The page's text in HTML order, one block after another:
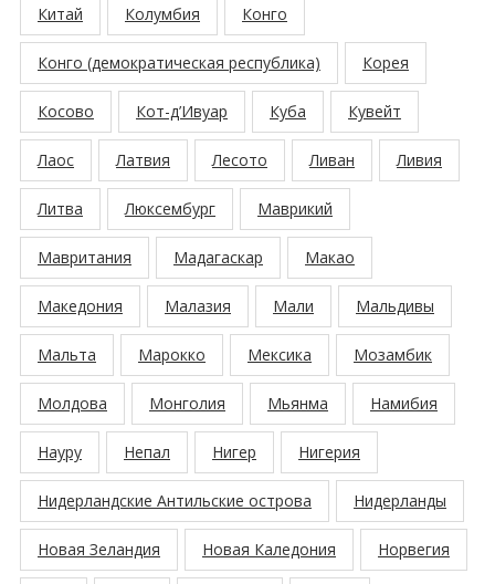
Китай Колумбия Конго
Конго (демократическая республика) Корея
Косово Кот-д’Ивуар Куба Кувейт
Лаос Латвия Лесото Ливан Ливия
Литва Люксембург Маврикий
Мавритания Мадагаскар Макао
Македония Малазия Мали Мальдивы
Мальта Марокко Мексика Мозамбик
Молдова Монголия Мьянма Намибия
Науру Непал Нигер Нигерия
Нидерландские Антильские острова Нидерланды
Новая Зеландия Новая Каледония Норвегия